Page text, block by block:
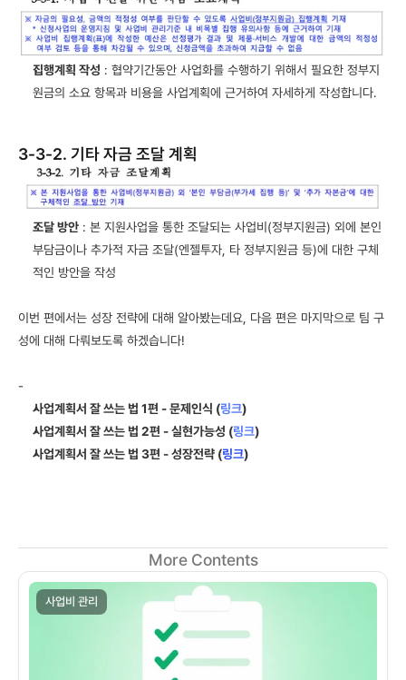
집행계획 작성 : 협약기간동안 사업화를 수행하기 위해서 필요한 정부지
원금의 소요 항목과 비용을 사업계획에 근거하여 자세하게 작성합니다.
3-3-2. 기타 자금 조달 계획
조달 방안 : 본 지원사업을 통한 조달되는 사업비(정부지원금) 외에 본인
부담금이나 추가적 자금 조달(엔젤투자, 타 정부지원금 등)에 대한 구체
적인 방안을 작성
이번 편에서는 성장 전략에 대해 알아봤는데요, 다음 편은 마지막으로 팀 구
성에 대해 다뤄보도록 하겠습니다!
-
사업계획서 잘 쓰는 법 1편 - 문제인식 (링크)
사업계획서 잘 쓰는 법 2편 - 실현가능성 (링크)
사업계획서 잘 쓰는 법 3편 - 성장전략 (링크)
More Contents
사업비 관리